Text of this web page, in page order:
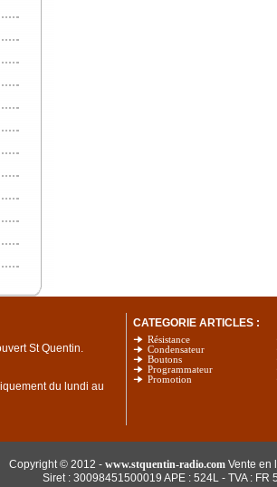
St Quentin.
du lundi au
CATEGORIE ARTICLES :
Résistance
Condensateur
Boutons
Programmateur
Promotion
Copyright © 2012 - www.stquentin-radio.comVente en
Siret : 30098451500019 APE : 524L - TVA : FR